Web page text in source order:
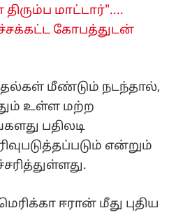
மாட்டார்"....
கோபத்துடன்
மீண்டும் நடந்தால்,
உள்ள மற்ற
பதிலடி
என்றும்
ஈரான் மீது புதிய